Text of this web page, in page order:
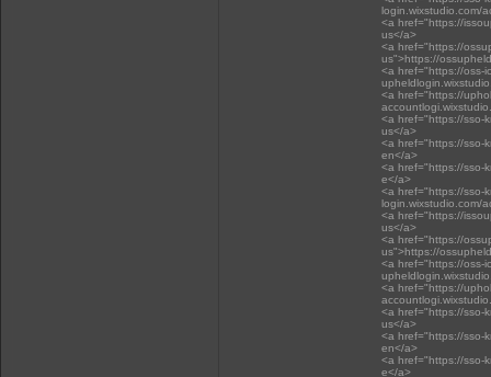
login.wixstudio.com/
<a href="https://
us</a>
<a href="https://
us">https://
<a href="https://oss-
<a href="https://
<a href="https://sso-
us</a>
<a href="https://sso-
en</a>
<a href="https://sso-
e</a>
<a href="https://sso-
login.wixstudio.com/
<a href="https://
us</a>
<a href="https://
us">https://
<a href="https://oss-
<a href="https://
<a href="https://sso-
us</a>
<a href="https://sso-
en</a>
<a href="https://sso-
e</a>